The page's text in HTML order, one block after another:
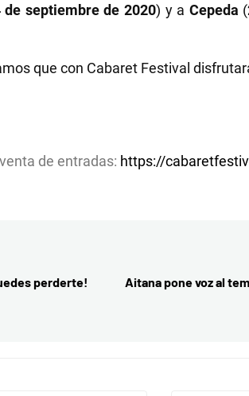
de septiembre de 2020) y a Cepeda (
que con Cabaret Festival
de entradas: https://
perderte!
Aitana pone voz al